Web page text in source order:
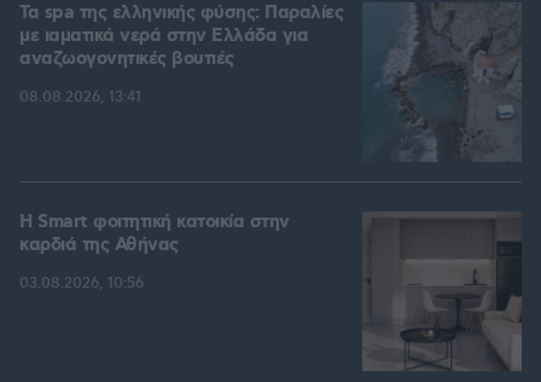
Τα spa της ελληνικής φύσης: Παραλίες
με ιαματικά νερά στην Ελλάδα για
αναζωογονητικές βουτιές
08.08.2026, 13:41
Η Smart φοιτητική κατοικία στην
καρδιά της Αθήνας
03.08.2026, 10:56